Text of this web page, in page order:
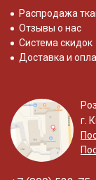
Распродажа
Отзывы о нас
Система скидок
Доставка и
г.